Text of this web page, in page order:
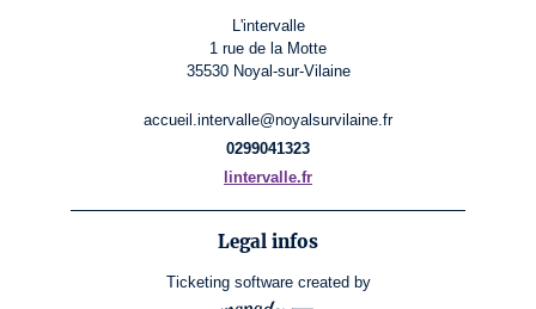
L'intervalle
1 rue de la Motte
35530 Noyal-sur-Vilaine
accueil.intervalle@noyalsurvilaine.fr
0299041323
lintervalle.fr
Legal infos
Ticketing software created by